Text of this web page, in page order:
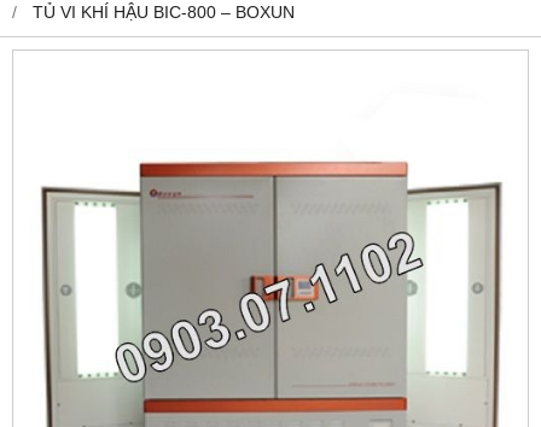
TỦ VI KHÍ HẬU BIC-800 – BOXUN